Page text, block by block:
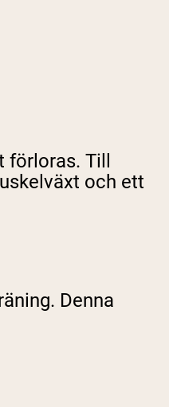
Till
och ett
Denna